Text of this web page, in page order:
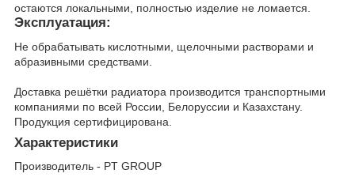
остаются локальными, полностью изделие не ломается.
Эксплуатация:
Не обрабатывать кислотными, щелочными растворами и
абразивными средствами.
Доставка решётки радиатора производится транспортными
компаниями по всей России, Белоруссии и Казахстану.
Продукция сертифицирована.
Характеристики
Производитель - PT GROUP